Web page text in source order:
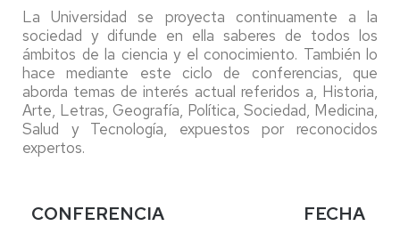
La Universidad se proyecta continuamente a la
sociedad y difunde en ella saberes de todos los
ámbitos de la ciencia y el conocimiento. También lo
hace mediante este ciclo de conferencias, que
aborda temas de interés actual referidos a, Historia,
Arte, Letras, Geografía, Política, Sociedad, Medicina,
Salud y Tecnología, expuestos por reconocidos
expertos.
CONFERENCIA FECHA